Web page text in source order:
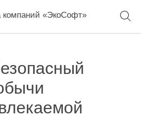
компаний «ЭкоСофт»